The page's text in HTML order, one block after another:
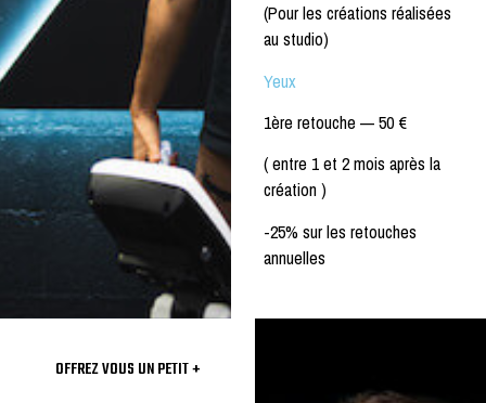
(Pour les créations réalisées
au studio)
Yeux
1ère retouche —50 €
( entre 1 et 2 mois après la
création )
-25% sur les retouches
annuelles
OFFREZ VOUS UN PETIT +